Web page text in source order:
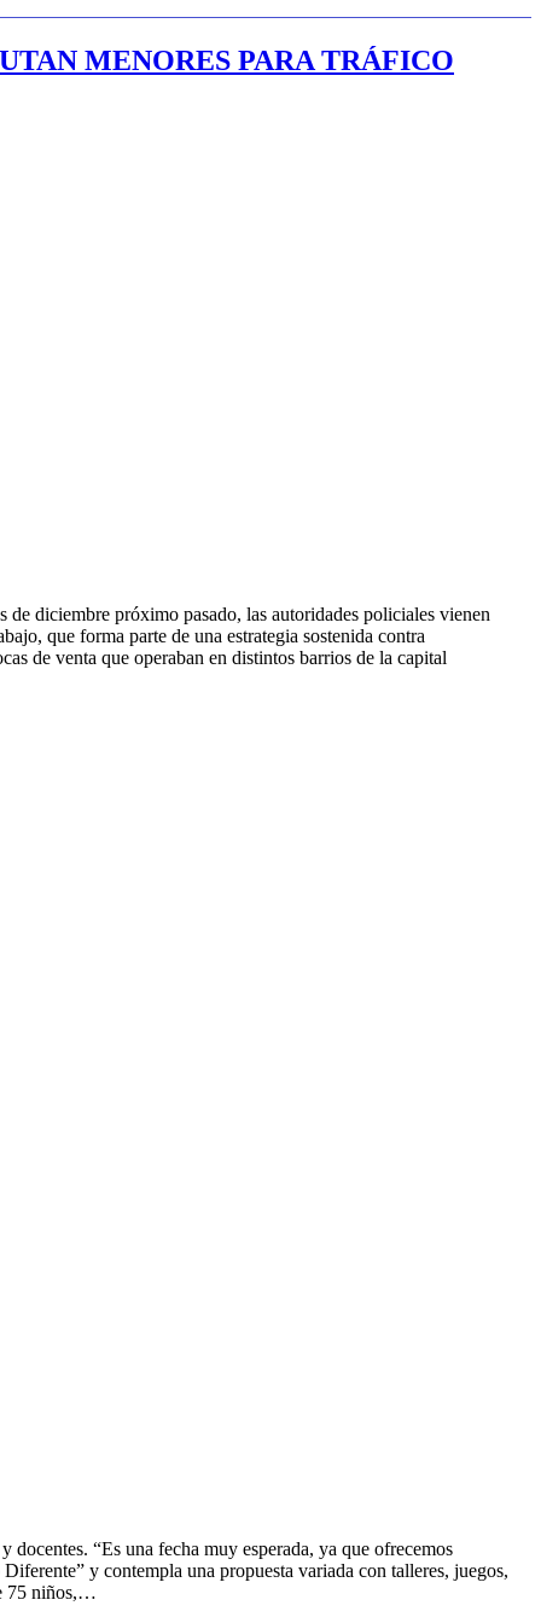
MENORES PARA TRÁFICO
próximo pasado, las autoridades policiales vienen
que forma parte de una estrategia sostenida contra
de venta que operaban en distintos barrios de la capital
“Es una fecha muy esperada, ya que ofrecemos
y contempla una propuesta variada con talleres, juegos,
75 niños,…